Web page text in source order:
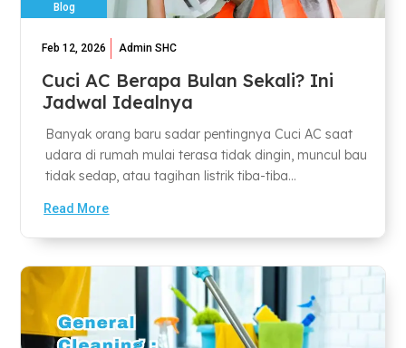
Blog
Feb 12, 2026 Admin SHC
Cuci AC Berapa Bulan Sekali? Ini
Jadwal Idealnya
Banyak orang baru sadar pentingnya Cuci AC saat
udara di rumah mulai terasa tidak dingin, muncul bau
tidak sedap, atau tagihan listrik tiba-tiba...
Read More